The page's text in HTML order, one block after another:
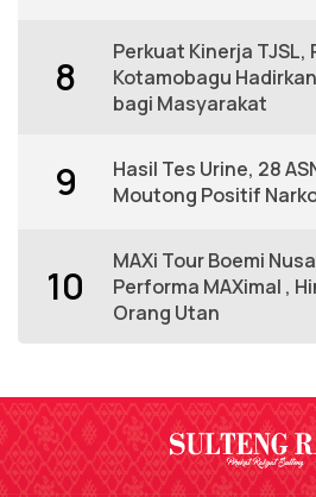
8
Perkuat Kinerja TJSL,
Kotamobagu
bagi Masyarakat
9
Hasil Tes Urine, 28
Moutong Positif
10
MAXi Tour Boemi
Performa MAXimal ,
Orang Utan